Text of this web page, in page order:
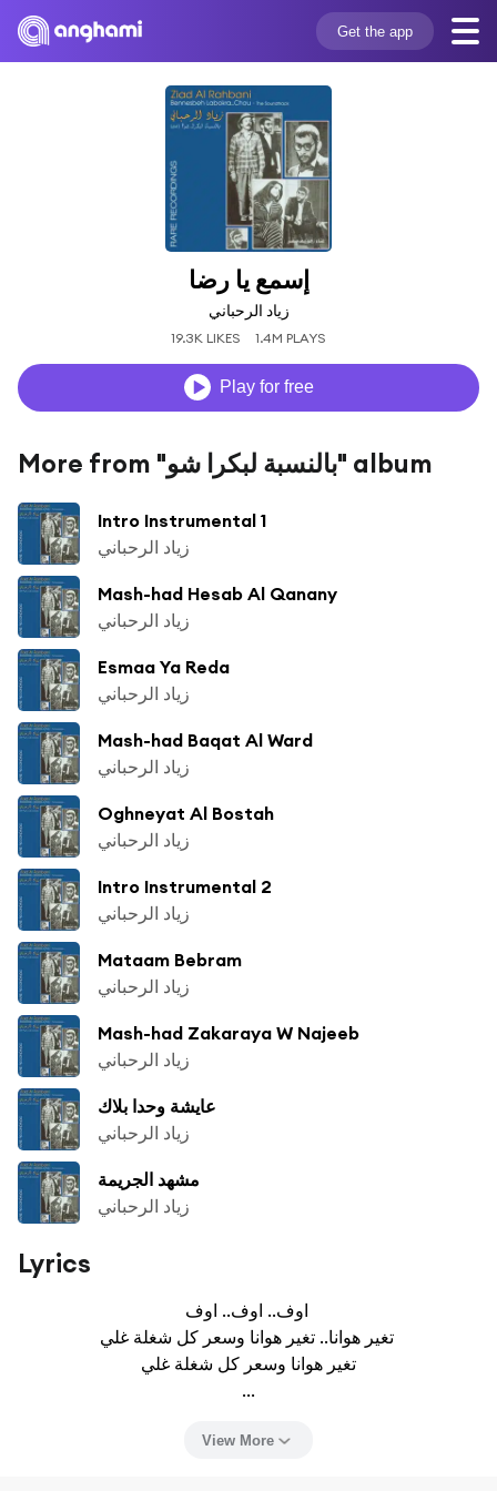
Get the app
إسمع يا رضا
زياد الرحباني
19.3K LIKES 1.4M PLAYS
Play for free
More from "بالنسبة لبكرا شو" album
Intro Instrumental 1
زياد الرحباني
Mash-had Hesab Al Qanany
زياد الرحباني
Esmaa Ya Reda
زياد الرحباني
Mash-had Baqat Al Ward
زياد الرحباني
Oghneyat Al Bostah
زياد الرحباني
Intro Instrumental 2
زياد الرحباني
Mataam Bebram
زياد الرحباني
Mash-had Zakaraya W Najeeb
زياد الرحباني
عايشة وحدا بلاك
زياد الرحباني
مشهد الجريمة
زياد الرحباني
Lyrics
اوف.. اوف.. اوف
تغير هوانا.. تغير هوانا وسعر كل شغلة غلي
تغير هوانا وسعر كل شغلة غلي
...
View More